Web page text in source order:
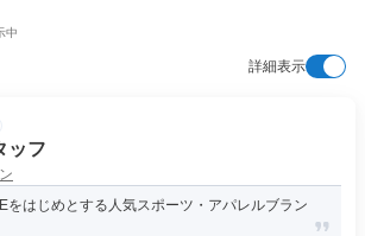
中
詳細表示
ッフ
をはじめとする人気スポーツ・アパレルブラン